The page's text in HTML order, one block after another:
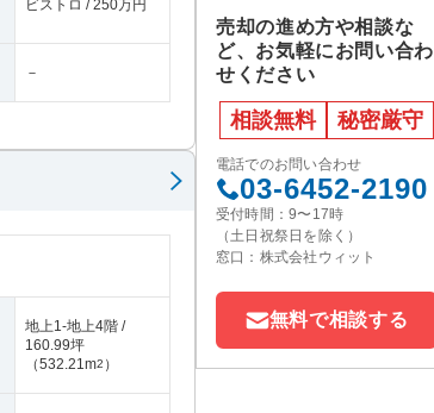
ビストロ / 250万円
－
地上1-地上4階 /
160.99坪
（532.21m2 ）
売却の進め方や相談な
ど、お気軽にお問い合わ
せください
相談無料 秘密厳守
電話でのお問い合わせ
03-6452-2190
受付時間：9〜17時
（土日祝祭日を除く）
窓口：株式会社ウィット
無料で相談する